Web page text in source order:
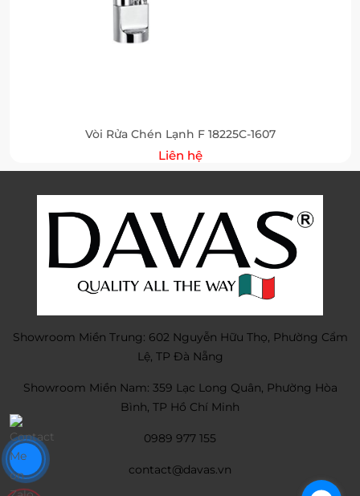
Vòi Rửa Chén Lạnh F 18225C-1607
Liên hệ
Showroom Miền Trung: 602 Nguyễn Hữu Thọ, Phường Cẩm
Lệ, TP Đà Nẵng
Showroom Miền Nam: 359 Lạc Long Quân, Phường Hòa
Bình, TP Hồ Chí Minh
0989 977 155
contact@davas.vn